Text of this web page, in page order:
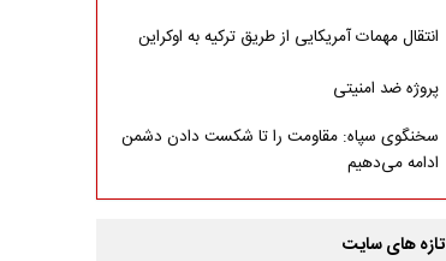
انتقال مهمات آمریکایی از طریق ترکیه به اوکراین
پروژه ضد امنیتی
سخنگوی سپاه: مقاومت را تا شکست دادن دشمن
ادامه می‌دهیم
تازه های سایت